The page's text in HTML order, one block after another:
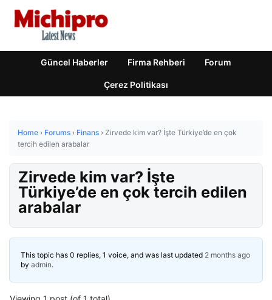
Güncel Haberler Firma Rehberi Forum
Çerez Politikası
Home › Forums › Finans › Zirvede kim var? İşte Türkiye’de en çok
tercih edilen arabalar
Zirvede kim var? İşte
Türkiye’de en çok tercih edilen
arabalar
This topic has 0 replies, 1 voice, and was last updated 2 months ago
by admin.